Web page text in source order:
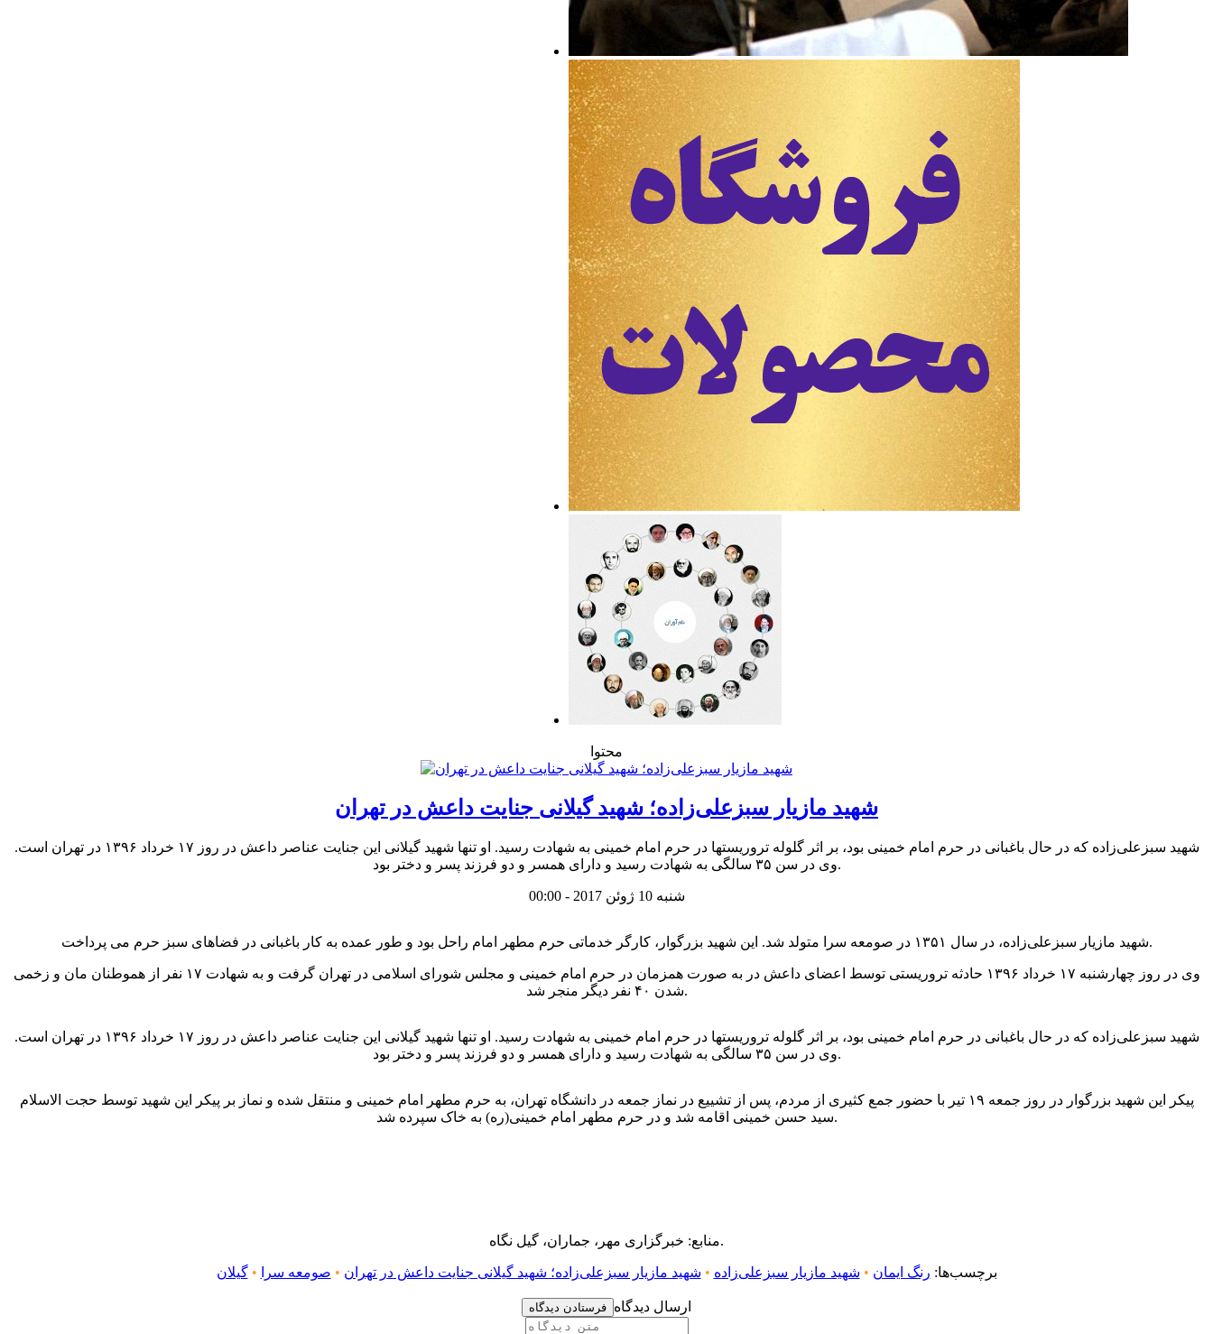
محتوا
شهید مازیار سبزعلی‌زاده؛ شهید گیلانی جنایت داعش در تهران
شهید سبزعلی‌زاده که در حال باغبانی در حرم امام خمینی بود، بر اثر گلوله تروریستها در حرم امام خمینی به شهادت رسید. او تنها شهید گیلانی این جنایت عناصر داعش در روز ۱۷ خرداد ۱۳۹۶ در تهران است.
وی در سن ۳۵ سالگی به شهادت رسید و دارای همسر و دو فرزند پسر و دختر بود.
شنبه 10 ژوئن 2017 - 00:00
شهید مازیار سبزعلی‌زاده، در سال ۱۳۵۱ در صومعه سرا متولد شد. این شهید بزرگوار، کارگر خدماتی حرم مطهر امام راحل بود و طور عمده به کار باغبانی در فضاهای سبز حرم می پرداخت.
وی در روز چهارشنبه ۱۷ خرداد ۱۳۹۶ حادثه تروریستی توسط اعضای داعش در به صورت همزمان در حرم امام خمینی و مجلس شورای اسلامی در تهران گرفت و به شهادت ۱۷ نفر از هموطنان مان و زخمی
شدن ۴۰ نفر دیگر منجر شد.
شهید سبزعلی‌زاده که در حال باغبانی در حرم امام خمینی بود، بر اثر گلوله تروریستها در حرم امام خمینی به شهادت رسید. او تنها شهید گیلانی این جنایت عناصر داعش در روز ۱۷ خرداد ۱۳۹۶ در تهران است.
وی در سن ۳۵ سالگی به شهادت رسید و دارای همسر و دو فرزند پسر و دختر بود.
پیکر این شهید بزرگوار در روز جمعه ۱۹ تیر با حضور جمع کثیری از مردم، پس از تشییع در نماز جمعه در دانشگاه تهران، به حرم مطهر امام خمینی و منتقل شده و نماز بر پیکر این شهید توسط حجت الاسلام
سید حسن خمینی اقامه شد و در حرم مطهر امام خمینی(ره) به خاک سپرده شد.
منابع: خبرگزاری مهر، جماران، گیل نگاه.
برچسب‌ها: رنگ ایمان • شهید مازیار سبزعلی‌زاده • شهید مازیار سبزعلی‌زاده؛ شهید گیلانی جنایت داعش در تهران • صومعه سرا •گیلان
فرستادن دیدگاه ارسال دیدگاه